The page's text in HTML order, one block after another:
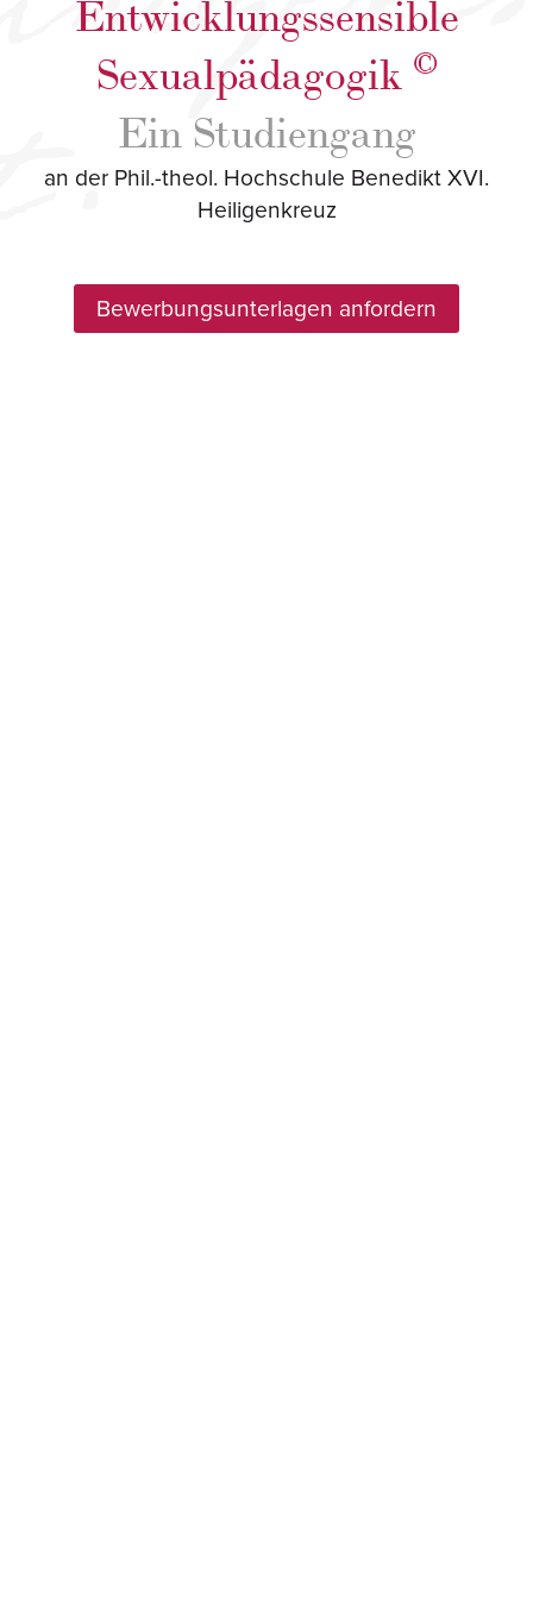
Entwicklungssensible
Sexualpädagogik ©
Ein Studiengang
an der Phil.-theol. Hochschule Benedikt XVI.
Heiligenkreuz
Bewerbungsunterlagen anfordern